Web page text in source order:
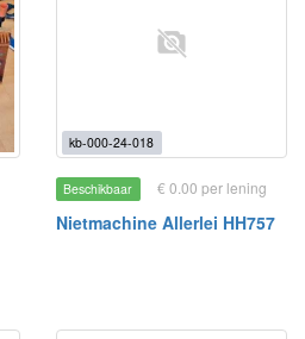
kb-000-24-018
Beschikbaar € 0.00 per lening
Nietmachine Allerlei HH757